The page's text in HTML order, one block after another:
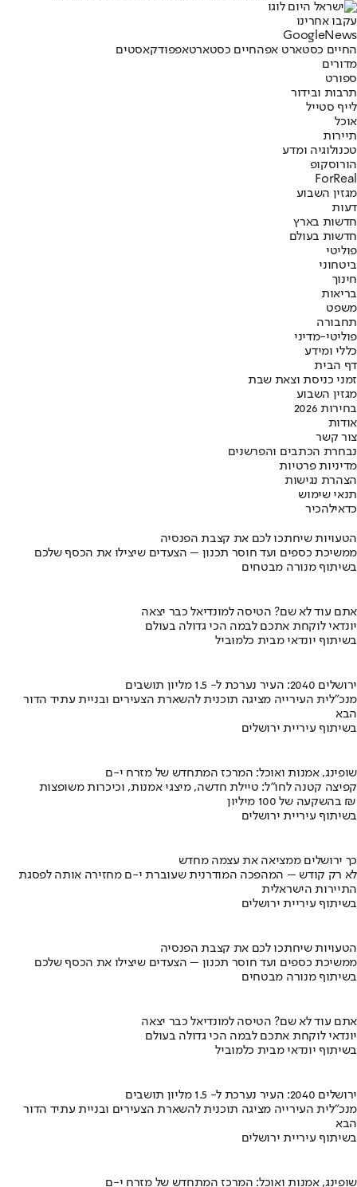
עקבו אחרינו
Googl eNews
החיים כסטארט אפהחיים כסטארטאפפודקאסטים
מדורים
ספורט
תרבות ובידור
לייף סטייל
אוכל
תיירות
טכנולוגיה ומדע
הורוסקופ
ForReal
מגזין השבוע
דעות
חדשות בארץ
חדשות בעולם
פוליטי
ביטחוני
חינוך
בריאות
משפט
תחבורה
פוליטי-מדיני
כללי ומידע
דף הבית
זמני כניסת וצאת שבת
מגזין השבוע
בחירות 2026
אודות
צור קשר
נבחרת הכתבים והפרשנים
מדיניות פרטיות
הצהרת נגישות
תנאי שימוש
כדאילהכיר
הטעויות שיחתכו לכם את קצבת הפנסיה
ממשיכת כספים ועד חוסר תכנון – הצעדים שיצילו את הכסף שלכם
בשיתוף מנורה מבטחים
אתם עוד לא שם? הטיסה למונדיאל כבר יצאה
יונדאי לוקחת אתכם לבמה הכי גדולה בעולם
בשיתוף יונדאי מבית כלמוביל
ירושלים 2040: העיר נערכת ל- 1.5 מליון תושבים
מנכ"לית העירייה מציגה תוכנית להשארת הצעירים ובניית עתיד הדור
הבא
בשיתוף עיריית ירושלים
שופינג, אמנות ואוכל: המרכז המתחדש של מזרח י-ם
קפיצה קטנה לחו"ל: טיילת חדשה, מיצגי אמנות, וכיכרות משופצות
בהשקעה של 100 מיליון ₪
בשיתוף עיריית ירושלים
כך ירושלים ממציאה את עצמה מחדש
לא רק קודש – המהפכה המודרנית שעוברת י-ם מחזירה אותה לפסגת
התיירות הישראלית
בשיתוף עיריית ירושלים
הטעויות שיחתכו לכם את קצבת הפנסיה
ממשיכת כספים ועד חוסר תכנון – הצעדים שיצילו את הכסף שלכם
בשיתוף מנורה מבטחים
אתם עוד לא שם? הטיסה למונדיאל כבר יצאה
יונדאי לוקחת אתכם לבמה הכי גדולה בעולם
בשיתוף יונדאי מבית כלמוביל
ירושלים 2040: העיר נערכת ל- 1.5 מליון תושבים
מנכ"לית העירייה מציגה תוכנית להשארת הצעירים ובניית עתיד הדור
הבא
בשיתוף עיריית ירושלים
שופינג, אמנות ואוכל: המרכז המתחדש של מזרח י-ם